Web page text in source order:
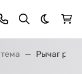
Темная
Рычаг